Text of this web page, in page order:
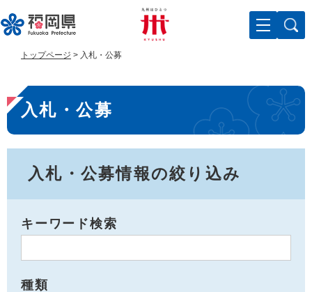
ー
ジ
で
す
ニ
ュ
ば
し
トップページ > 入札・公募
本
文
入札・公募
入札・公募情報の絞り込み
キーワード検索
種類